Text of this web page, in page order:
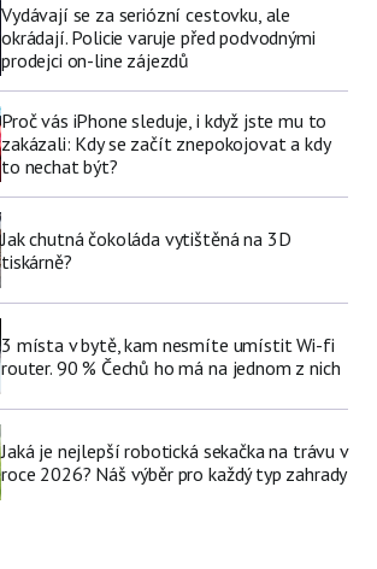
Vydávají se za seriózní cestovku, ale
okrádají. Policie varuje před podvodnými
prodejci on-line zájezdů
Proč vás iPhone sleduje, i když jste mu to
zakázali: Kdy se začít znepokojovat a kdy
to nechat být?
Jak chutná čokoláda vytištěná na 3D
tiskárně?
3 místa v bytě, kam nesmíte umístit Wi-fi
router. 90 % Čechů ho má na jednom z nich
Jaká je nejlepší robotická sekačka na trávu v
roce 2026? Náš výběr pro každý typ zahrady